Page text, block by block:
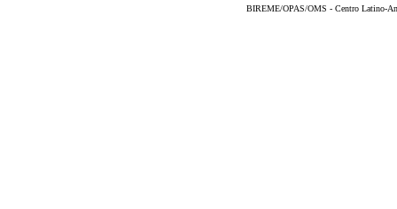
BIREME/OPAS/OMS - Centro Latino-